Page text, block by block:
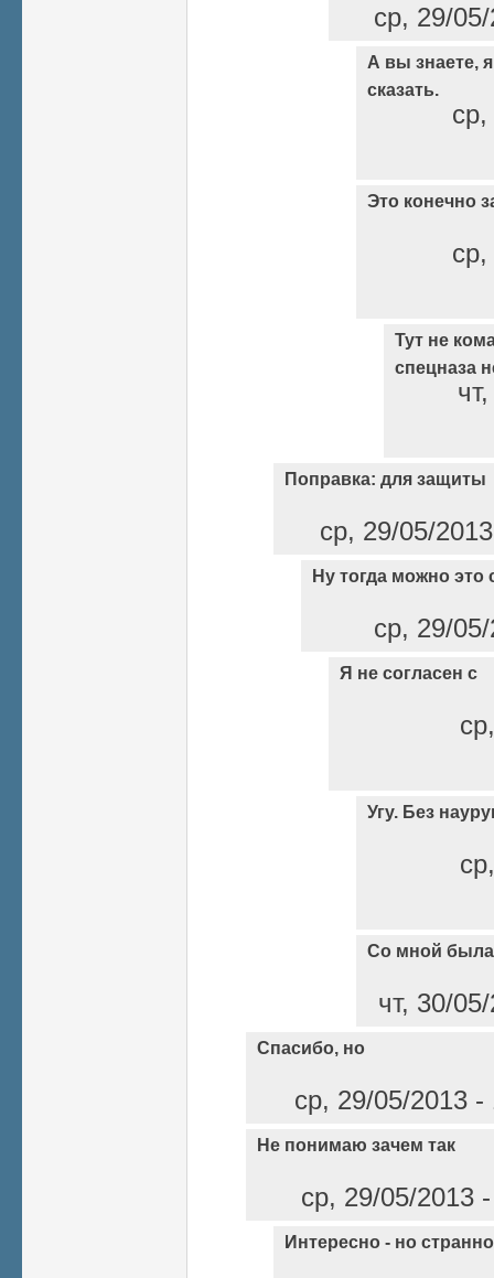
ср, 29/
А вы знаете,
сказать.
Это конечно
Тут не
спецназа
Поправка: для защиты
ср, 29/05/
Ну тогда можно это
ср, 29/
Я не согласен с
Угу. Без
Со мной была
чт, 30/
Спасибо, но
ср, 29/05/2013
Не понимаю зачем так
ср, 29/05/2013
Интересно - но странно